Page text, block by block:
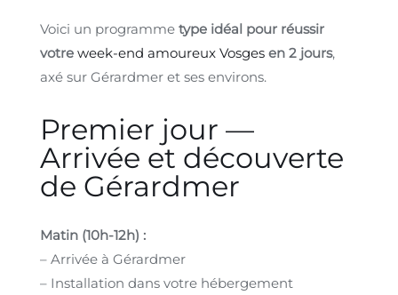
Voici un programme type idéal pour réussir
votre week-end amoureux Vosges en 2 jours,
axé sur Gérardmer et ses environs.
Premier jour —
Arrivée et découverte
de Gérardmer
Matin (10h-12h) :
– Arrivée à Gérardmer
– Installation dans votre hébergement